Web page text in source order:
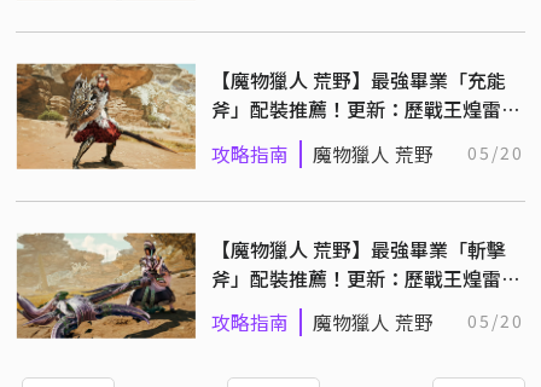
【魔物獵人 荒野】最強畢業「充能
斧」配裝推薦！更新：歷戰王煌雷龍
配裝
攻略指南 魔物獵人 荒野 05/20
【魔物獵人 荒野】最強畢業「斬擊
斧」配裝推薦！更新：歷戰王煌雷龍
配裝
攻略指南 魔物獵人 荒野 05/20